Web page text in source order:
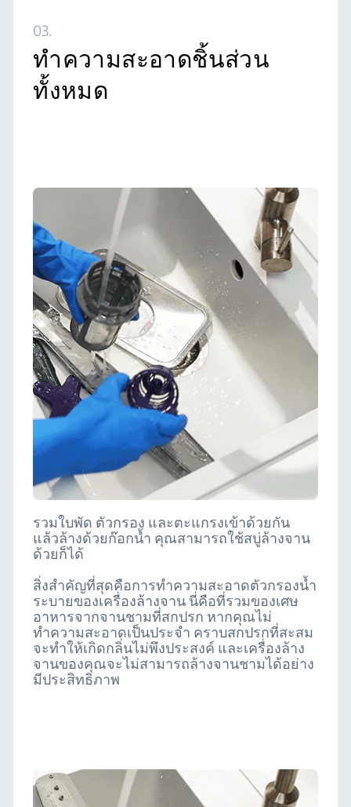
03.
ทำความสะอาดชิ้นส่วน
ทั้งหมด
รวมใบพัด ตัวกรอง และตะแกรงเข้าด้วยกัน
แล้วล้างด้วยก๊อกน้ำ คุณสามารถใช้สบู่ล้างจาน
ด้วยก็ได้
สิ่งสำคัญที่สุดคือการทำความสะอาดตัวกรองน้ำ
ระบายของเครื่องล้างจาน นี่คือที่รวมของเศษ
อาหารจากจานชามที่สกปรก หากคุณไม่
ทำความสะอาดเป็นประจำ คราบสกปรกที่สะสม
จะทำให้เกิดกลิ่นไม่พึงประสงค์ และเครื่องล้าง
จานของคุณจะไม่สามารถล้างจานชามได้อย่าง
มีประสิทธิภาพ